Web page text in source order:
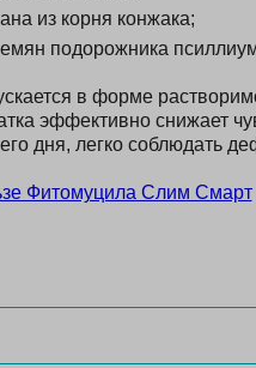
из корня конжака;
подорожника
в форме
эффективно снижает
дня, легко соблюдать
Фитомуцила Слим Смарт